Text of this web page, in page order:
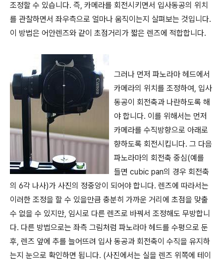
조정할 수 있습니다. 즉, 카메라를 회전시키면서 입사동공의 위치
를 관찰하면서 좌우측으로 얼마나 움직이는지 살펴보는 것입니다.
이 방법은 어안렌즈와 같이 초점거리가 짧은 렌즈에 적합합니다.
그러나 먼저 파노라마 헤드에서
카메라의 위치를 조정하여, 입사
동공이 회전축과 나란하도록 해
야 합니다. 이를 위해서는 먼저
카메라를 수직방향으로 아래로
향하도록 회전시킵니다. 그 다음
파노라마의 회전축 중심(예를
들면 cubic pan의 경우 회전축
의 6각 나사)가 사진의 정중앙이 되어야 합니다. 렌즈에 따라서는
이러한 조정을 할 수 있을만큼 충분히 가까운 거리에 초점을 맞출
수 없을 수 있지만, 임시로 다른 렌즈로 바꿔서 조정해도 무방합니
다. 다른 방법으로는 좌측 그림처럼 파노라마 헤드를 수평으로 둔
후, 렌즈 앞에 추를 늘어뜨려 입사 동공과 회전축이 수직을 유지하
는지 눈으로 확인하면 됩니다. (사진에서는 실을 렌즈 위쪽에 테이